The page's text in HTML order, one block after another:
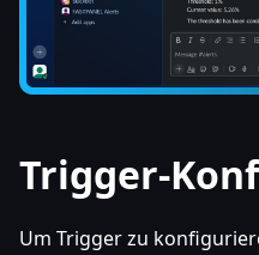
Trigger-
Um Trigger zu